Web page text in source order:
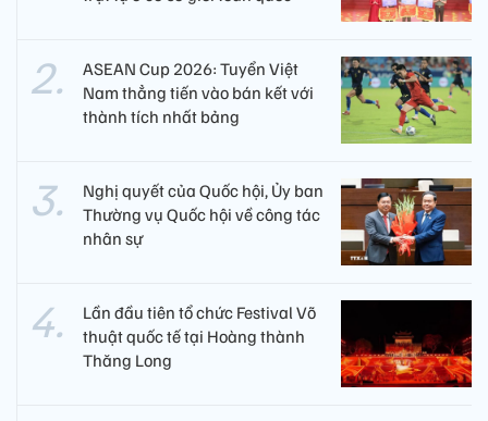
ASEAN Cup 2026: Tuyển Việt
Nam thẳng tiến vào bán kết với
thành tích nhất bảng
Nghị quyết của Quốc hội, Ủy ban
Thường vụ Quốc hội về công tác
nhân sự
Lần đầu tiên tổ chức Festival Võ
thuật quốc tế tại Hoàng thành
Thăng Long